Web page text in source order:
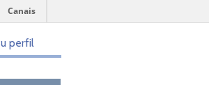
Canais
perfil